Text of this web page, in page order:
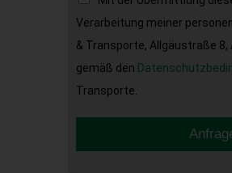
Verarbeitung meiner
& Transporte, Allgäustraße
gemäß den
Transporte.